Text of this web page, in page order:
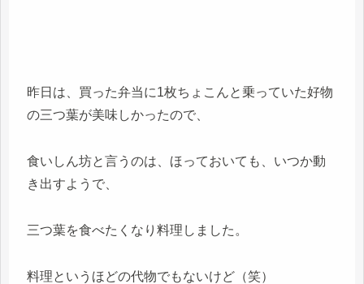
昨日は、買った弁当に1枚ちょこんと乗っていた好物
の三つ葉が美味しかったので、
食いしん坊と言うのは、ほっておいても、いつか動
き出すようで、
三つ葉を食べたくなり料理しました。
料理というほどの代物でもないけど（笑）